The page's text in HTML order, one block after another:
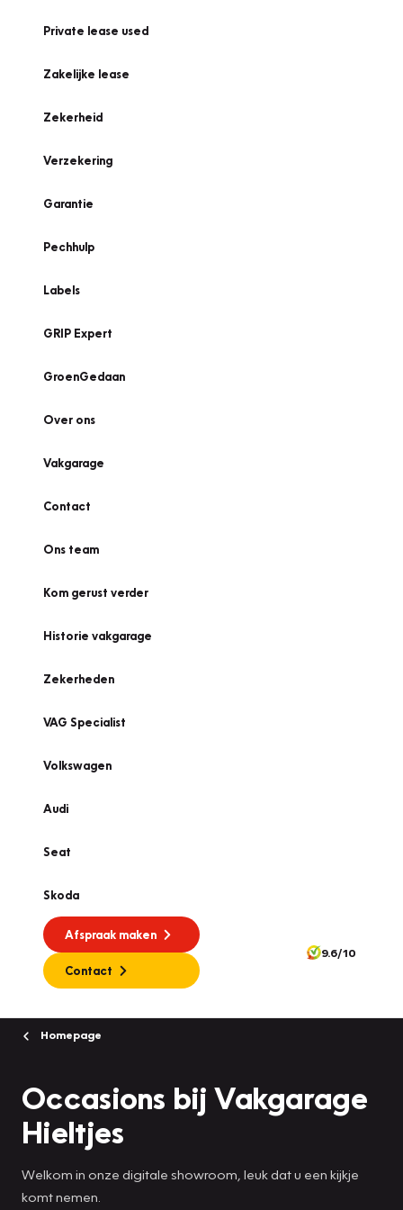
Private lease used
Zakelijke lease
Zekerheid
Verzekering
Garantie
Pechhulp
Labels
GRIP Expert
GroenGedaan
Over ons
Vakgarage
Contact
Ons team
Kom gerust verder
Historie vakgarage
Zekerheden
VAG Specialist
Volkswagen
Audi
Seat
Skoda
Afspraak maken
Contact
9.6/10
Homepage
Occasions bij Vakgarage
Hieltjes
Welkom in onze digitale showroom, leuk dat u een kijkje
komt nemen.